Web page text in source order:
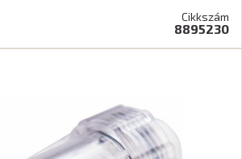
Cikkszám
8895230